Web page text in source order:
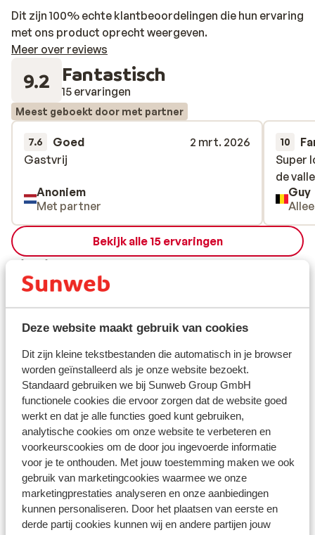
Deze website maakt gebruik van cookies
Dit zijn kleine tekstbestanden die automatisch in je browser
worden geïnstalleerd als je onze website bezoekt.
Standaard gebruiken we bij Sunweb Group GmbH
functionele cookies die ervoor zorgen dat de website goed
werkt en dat je alle functies goed kunt gebruiken,
analytische cookies om onze website te verbeteren en
voorkeurscookies om de door jou ingevoerde informatie
voor je te onthouden. Met jouw toestemming maken we ook
gebruik van marketingcookies waarmee we onze
marketingprestaties analyseren en onze aanbiedingen
kunnen personaliseren. Door het plaatsen van eerste en
derde partij cookies kunnen wij en andere partijen jouw
Dit zijn 100% echte klantbeoordelingen die hun ervaring
met ons product oprecht weergeven.
Meer over reviews
9.2 Fantastisch
15 ervaringen
Meest geboekt door met partner
7.6 Goed
2 mrt. 2026
Gastvrij
Gastvrij
Anoniem
Met partner
10
Super
de
Super
de
Guy
Bekijk alle 15 ervaringen
Ligging
Bekijk op kaart
Afstanden
Centrum: 500 m
Luchthaven Innsrbuck: 100 km
Treinstation: 50 m
Skipiste: 100 m
Skilift: 300 m
Winkels: 500 m